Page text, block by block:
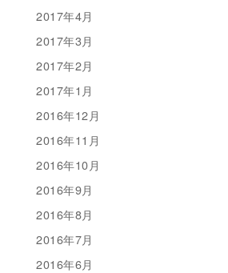
2017年4月
2017年3月
2017年2月
2017年1月
2016年12月
2016年11月
2016年10月
2016年9月
2016年8月
2016年7月
2016年6月